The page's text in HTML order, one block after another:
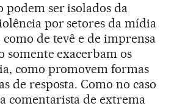
podem ser isolados da
por setores da mídia
de tevê e de imprensa
somente exacerbam os
como promovem formas
de resposta. Como no caso
comentarista de extrema